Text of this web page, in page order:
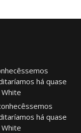
há quase
há quase